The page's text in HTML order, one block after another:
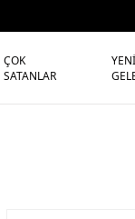
ÇOK
SATANLAR
YENİ